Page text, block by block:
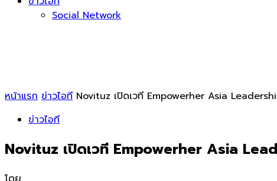
Social Network
หน้าแรก ข่าวไอที Novituz เปิดเวที Empowerher Asia
ข่าวไอที
Novituz เปิดเวที Empowerher Asia